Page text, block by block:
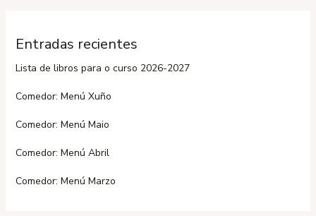
Entradas recientes
Lista de libros para o curso 2026-2027
Comedor: Menú Xuño
Comedor: Menú Maio
Comedor: Menú Abril
Comedor: Menú Marzo